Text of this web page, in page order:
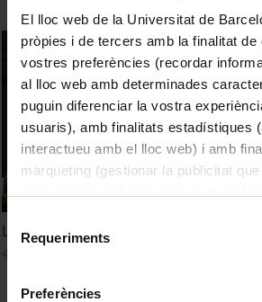
El lloc web de la Universitat de
pròpies i de tercers amb la finalitat de
vostres preferències (recordar
al lloc web amb determinades
puguin diferenciar la vostra
usuaris), amb finalitats estadístiques
interactueu amb el lloc web) i amb
màrqueting (gestionar la publicitat que
consultar laPolítica de galetes del
de Requeriments
Preferències
La posició de l'aranès dins del gascó